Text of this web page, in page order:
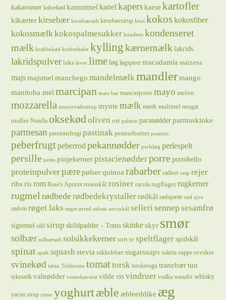
kakaosmør kalvekød kamutmel kanelkaperskarse kartofler
kikærterkirsebær kirsebærsaft kirsebærsirup kiwi kokoskokosfiber
kokosmælkkokospalmesukker kondens kondenseret
mælk krabbekød krebsehaler kylling kærnemælk lakrids
lakridspulver laks lever lime løg løgspirer macadamia maizena
majsmajsmel manchego mandelmælkmandler mango
manitoba mel marcipan mars bar mascarpone mayo melon
mozzarella muscovadosirup mynte mælk mørk maltmel nougat
nudler Nutella oksekødoliven ost palmin paranødder parmaskinke
parmesan passionsfrugt pastinak peanutbutter peanuts
peberfrugtpeberrodpekannødder perleløg perlespelt
persille pesto pinjekerner pistacienødderporre portobello
proteinpulverpære pølser quinoa rabarber radiser rasp rejer
ribs risrom Rose's Apricot rosenkål rosiner rucola rugflager rugkerner
rugmel rødbederødbedekrystallerrødkål rødspætte rød syre
rødvin røget laks røget ørred safran savoykål sellerisennepsesamfrø
sigtemel sild sirup skildpadder - Toms skinke skyr smør
solbær solbærsaft solsikkekerner sort te speltflager spidskål
spinat spæk squash stevia stikkelsbær sugarsnaps sukrin suppe svesker
svinekød tahin Toblerone tomattorsk torskerogn tranebærtun
tykmælk valnødder vesterhavsost vilde ris vindruer vodka wasabi whisky
yacon sirup ymer yoghurtæble æbleeddike æg